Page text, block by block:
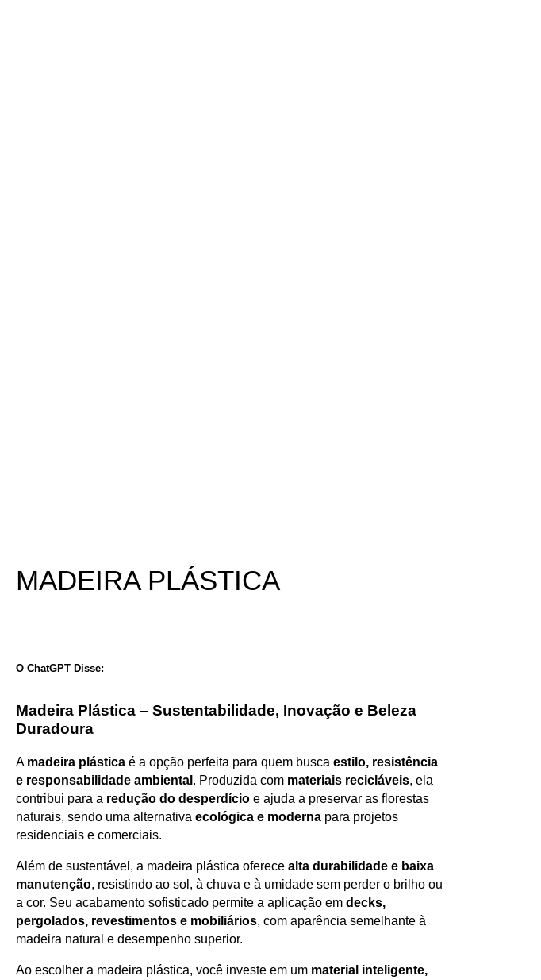
MADEIRA PLÁSTICA
O ChatGPT Disse:
Madeira Plástica – Sustentabilidade, Inovação e Beleza
Duradoura
A madeira plástica é a opção perfeita para quem busca estilo, resistência
e responsabilidade ambiental . Produzida com materiais recicláveis, ela
contribui para a redução do desperdício e ajuda a preservar as florestas
naturais, sendo uma alternativa ecológica e moderna para projetos
residenciais e comerciais.
Além de sustentável, a madeira plástica oferece alta durabilidade e baixa
manutenção, resistindo ao sol, à chuva e à umidade sem perder o brilho ou
a cor. Seu acabamento sofisticado permite a aplicação em decks,
pergolados, revestimentos e mobiliários, com aparência semelhante à
madeira natural e desempenho superior.
Ao escolher a madeira plástica, você investe em um material inteligente,